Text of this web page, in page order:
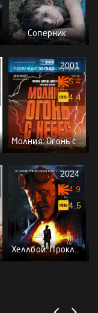
Соперник
Молния: Огонь с небес
2001
5.4
4.4
Хеллбой: Проклятие Горбуна
2024
4.9
4.5